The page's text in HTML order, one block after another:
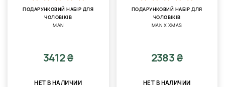
ПОДАРУНКОВИЙ НАБІР ДЛЯ
ЧОЛОВІКІВ
MAN
3412 ₴
НЕТ В НАЛИЧИИ
ПОДАРУНКОВИЙ НАБІР ДЛЯ
ЧОЛОВІКІВ
MAN X XMAS
2383 ₴
НЕТ В НАЛИЧИИ